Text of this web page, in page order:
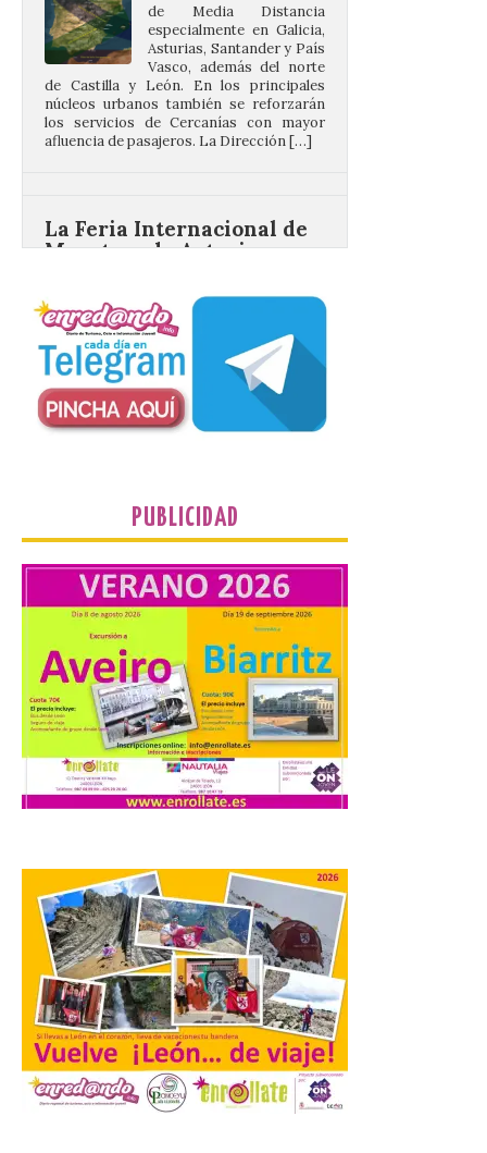
Vasco, además del norte
de Castilla y León. En los principales
núcleos urbanos también se reforzarán
los servicios de Cercanías con mayor
afluencia de pasajeros. La Dirección […]
celebra este domingo el
día de León y Astorga
La 69ª edición de la Feria
Internacional de Muestras
de Asturias (FIDMA) se
celebra del 1 al 16 de
agosto de 2026 en el
Recinto Ferial de Asturias Luis Adaro de
La Comarca de las Cinco
Villas, un lugar ideal para
ver el eclipse solar
9 Ago 2026
El próximo 12 de agosto
se producirá el fenómeno
natural excepcional que
podrá verse en muchos
puntos de la comarca,
pero hay que recordar que la observación
La vigésima fotografía de
León de…viaje nos llega
desde el Pic d’Angonella
en el Principat d’Andorra
9 Ago 2026
Nueva edición de León
PUBLICIDAD